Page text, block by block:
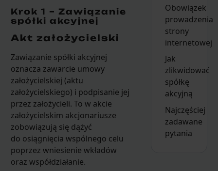
Krok 1 – Zawiązanie
spółki akcyjnej
Akt założycielski
Zawiązanie spółki akcyjnej
oznacza zawarcie umowy
założycielskiej (aktu
założycielskiego) i podpisanie jej
przez założycieli. To w akcie
założycielskim akcjonariusze
zobowiązują się dążyć
do osiągnięcia wspólnego celu
poprzez wniesienie wkładów
oraz współdziałanie.
Obowiązek
prowadzenia
strony
internetowej
Jak
zlikwidować
spółkę
akcyjną
Najczęściej
zadawane
pytania